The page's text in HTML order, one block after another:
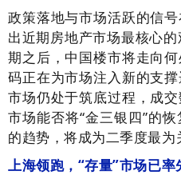
政策落地与市场活跃的信
出近期房地产市场最核心
期之后，中国楼市将走向
码正在为市场注入新的支
市场仍处于筑底过程，成
市场能否将“金三银四”的
的趋势，将成为二季度最为
上海领跑，“存量”市场已